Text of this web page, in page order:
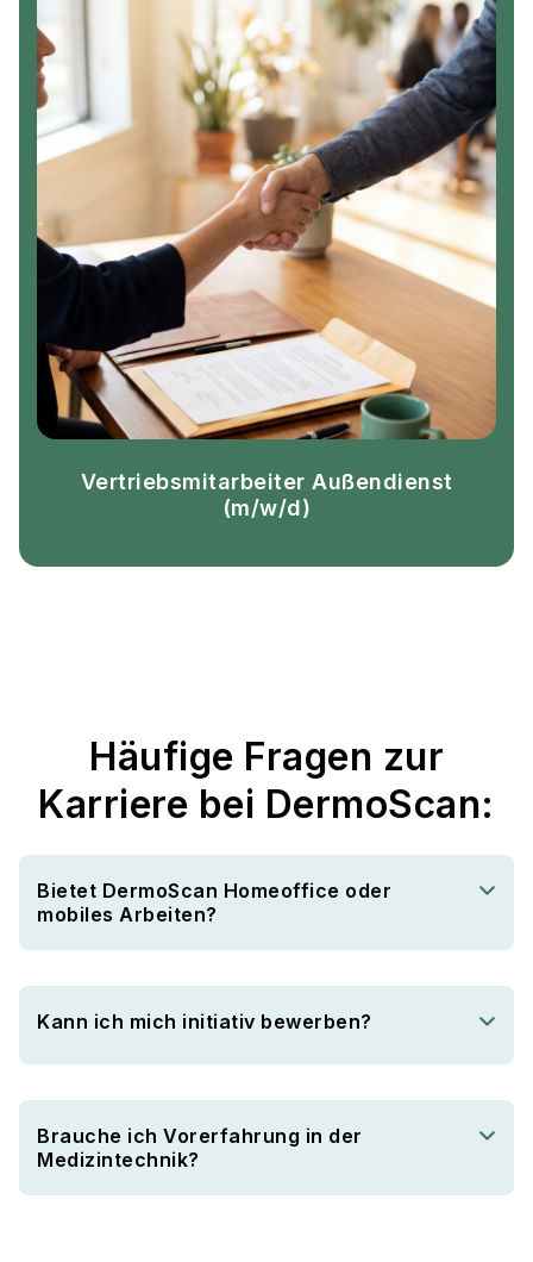
Vertriebsmitarbeiter Außendienst
(m/w/d)
Häufige Fragen zur
Karriere bei DermoScan:
Bietet DermoScan Homeoffice oder
mobiles Arbeiten?
Kann ich mich initiativ bewerben?
Brauche ich Vorerfahrung in der
Medizintechnik?